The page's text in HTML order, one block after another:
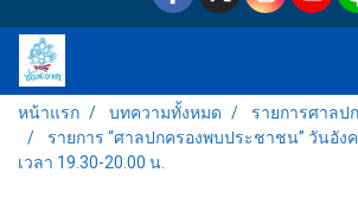
หน้าแรก บทความทั้งหมด
รายการศาลป
รายการ “ศาลปกครองพบประชาชน” วันอัง
เวลา 19.30-20.00 น.